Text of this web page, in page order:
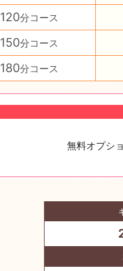
120分コース
150分コース
180分コース
無料オプシ